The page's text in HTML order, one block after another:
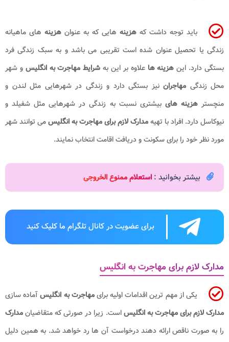
باید توجه داشت که هزینه هایی که به عنوان هزینه های ماهیانه
زندگی یا تحصیل عنوان شده است تقریبی می باشد و به سبک زندگی فرد
بستگی دارد. این هزینه ها علاوه بر این به شرایط مهاجرت به انگلیسو شهر
محل زندگی مهاجراننیز بستگی دارد و زندگی در شهرهایی مثل لندن و
منچسترهزینه های بیشتری نسبت به زندگی در شهرهایی مثل شفیلد و
نیوکاسل دارد. افراد با تهیهمدارک لازم برای مهاجرت به انگلیسمی توانند شهر
مورد نظر خود را برای سکونت و دریافت اقامت انتخاب نمایند.
بیشتر بخوانید : استعلام ممنوع الخروجی
برای عضویت در کانال تلگرام ما کلیک کنید
مدارک لازم برای مهاجرت به انگلیس
یکی از مهم ترین اقدامات اولیه برایمهاجرت به انگلیسآماده سازی
مدارک لازم برای مهاجرت به انگلیساست. زیرا در صورتی که متقاضیانمدارک
را به صورت ناقص ارائه دهند درخواست آن ها رد خواهد شد. به همین دلیل